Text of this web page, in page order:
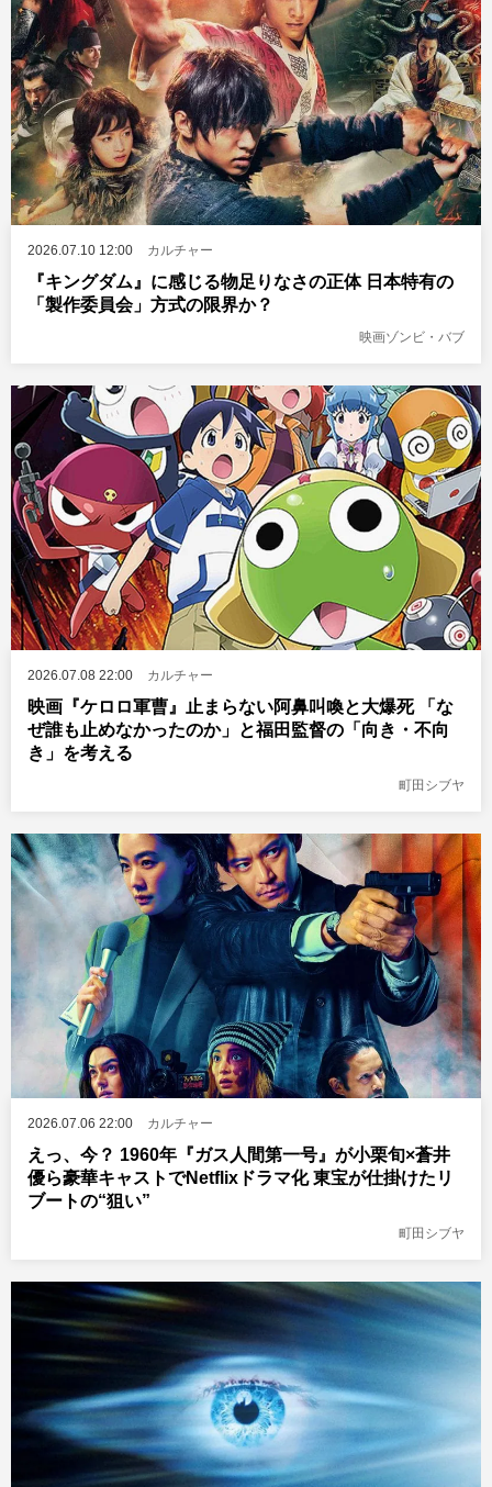
2026.07.10 12:00 カルチャー
『キングダム』に感じる物足りなさの正体 日本特有の
「製作委員会」方式の限界か？
映画ゾンビ・バブ
2026.07.08 22:00 カルチャー
映画『ケロロ軍曹』止まらない阿鼻叫喚と大爆死 「な
ぜ誰も止めなかったのか」と福田監督の「向き・不向
き」を考える
町田シブヤ
2026.07.06 22:00 カルチャー
えっ、今？ 1960年『ガス人間第一号』が小栗旬×蒼井
優ら豪華キャストでNetflixドラマ化 東宝が仕掛けたリ
ブートの“狙い”
町田シブヤ